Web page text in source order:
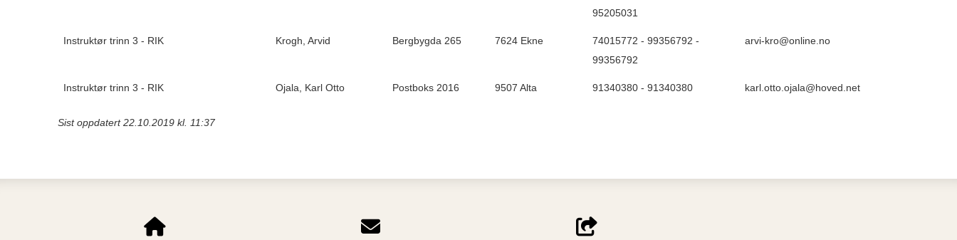
95205031
Instruktør trinn 3 - RIK Krogh, Arvid Bergbygda 265 7624 Ekne
74015772 - 99356792 -
99356792
arvi-kro@online.no
Instruktør trinn 3 - RIK Ojala, Karl Otto Postboks 2016 9507 Alta 91340380 - 91340380 karl.otto.ojala@hoved.net
Sist oppdatert 22.10.2019 kl. 11:37